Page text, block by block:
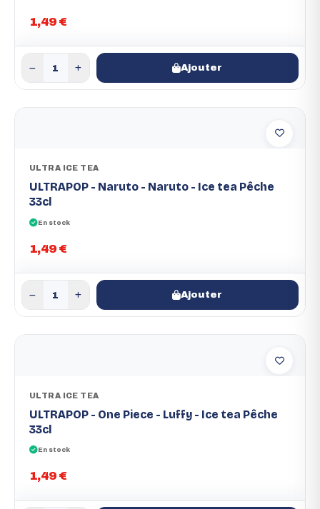
1,49 €
Ajouter
ULTRA ICE TEA
ULTRAPOP - Naruto - Naruto - Ice tea Pêche
33cl
En stock
1,49 €
Ajouter
ULTRA ICE TEA
ULTRAPOP - One Piece - Luffy - Ice tea Pêche
33cl
En stock
1,49 €